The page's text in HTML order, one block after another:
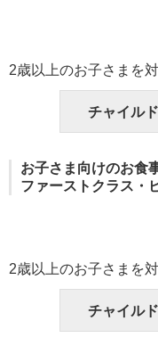
2歳以上のお子さまを
チャイル
お子さま向けのお食
ファーストクラス・
2歳以上のお子さまを
チャイル